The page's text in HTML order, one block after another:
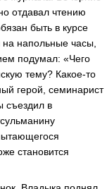
отдавал чтению
быть в курсе
на напольные часы,
подумал: «Чего
тему? Какое-то
герой, семинарист
съездил в
становится